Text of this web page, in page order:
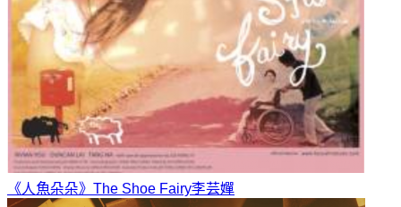
《人魚朵朵》The Shoe Fairy李芸嬋